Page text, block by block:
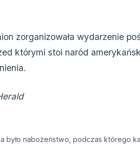
zorganizowała wydarzenie
którymi stoi naród
było nabożeństwo, podczas którego